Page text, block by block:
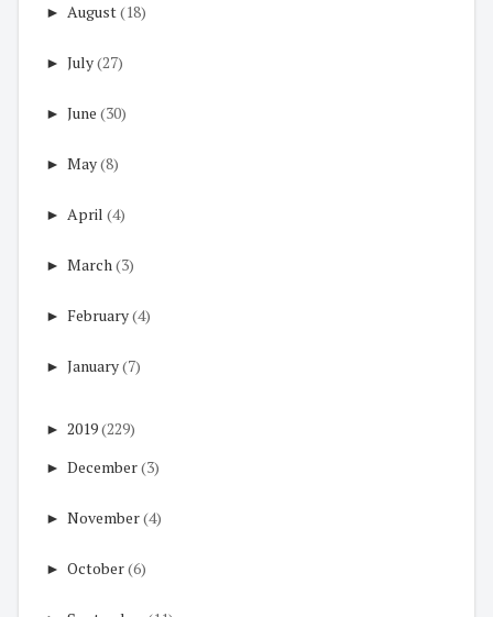
► August(18)
► July(27)
► June (30)
► May(8)
► April (4)
► March(3)
► February(4)
► January(7)
► 2019(229)
► December(3)
► November(4)
► October(6)